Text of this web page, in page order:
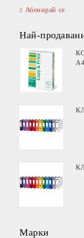
Абонирай се
Най-
A4
Марки